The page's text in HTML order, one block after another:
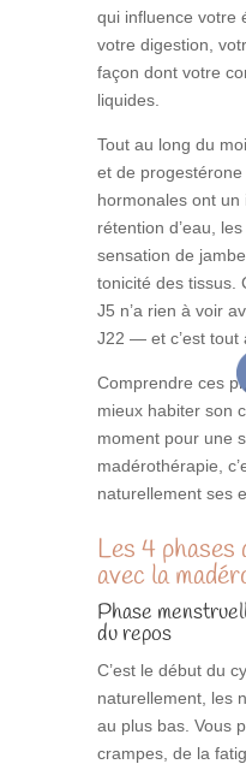
qui influence votre
votre digestion,
façon dont votre
liquides.
Tout au long du
et de
hormonales ont un
rétention d’eau,
sensation de
tonicité des tissus.
J5 n’a rien à voir
J22 — et c’est tout
Comprendre ces
mieux habiter son
moment pour une
madérothérapie,
naturellement ses
Les 4 phases
avec la
Phase
du repos
C’est le début du
naturellement, les
au plus bas. Vous
crampes, de la